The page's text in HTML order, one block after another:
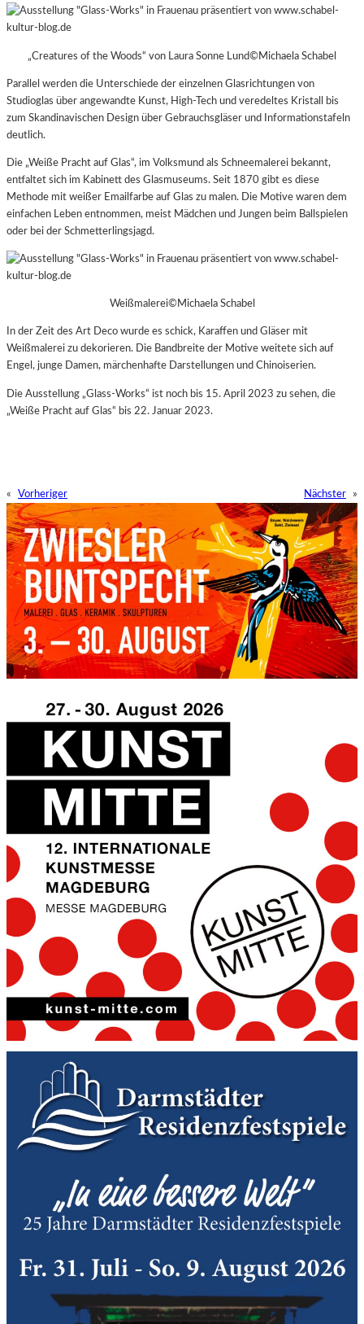
„Creatures of the Woods“ von Laura Sonne Lund©Michaela Schabel
Parallel werden die Unterschiede der einzelnen Glasrichtungen von
Studioglas über angewandte Kunst, High-Tech und veredeltes Kristall bis
zum Skandinavischen Design über Gebrauchsgläser und Informationstafeln
deutlich.
Die „Weiße Pracht auf Glas“, im Volksmund als Schneemalerei bekannt,
entfaltet sich im Kabinett des Glasmuseums. Seit 1870 gibt es diese
Methode mit weißer Emailfarbe auf Glas zu malen. Die Motive waren dem
einfachen Leben entnommen, meist Mädchen und Jungen beim Ballspielen
oder bei der Schmetterlingsjagd.
Weißmalerei©Michaela Schabel
In der Zeit des Art Deco wurde es schick, Karaffen und Gläser mit
Weißmalerei zu dekorieren. Die Bandbreite der Motive weitete sich auf
Engel, junge Damen, märchenhafte Darstellungen und Chinoiserien.
Die Ausstellung „Glass-Works“ ist noch bis 15. April 2023 zu sehen, die
„Weiße Pracht auf Glas“ bis 22. Januar 2023.
« Vorheriger Nächster »